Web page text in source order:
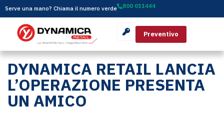
Serve una mano? Chiama il numero verde 800 011444
Preventivo
DYNAMICA RETAIL LANCIA
L’OPERAZIONE PRESENTA
UN AMICO